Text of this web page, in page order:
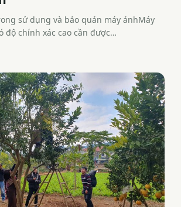
sử dụng và bảo quản máy ảnhMáy
độ chính xác cao cần được…